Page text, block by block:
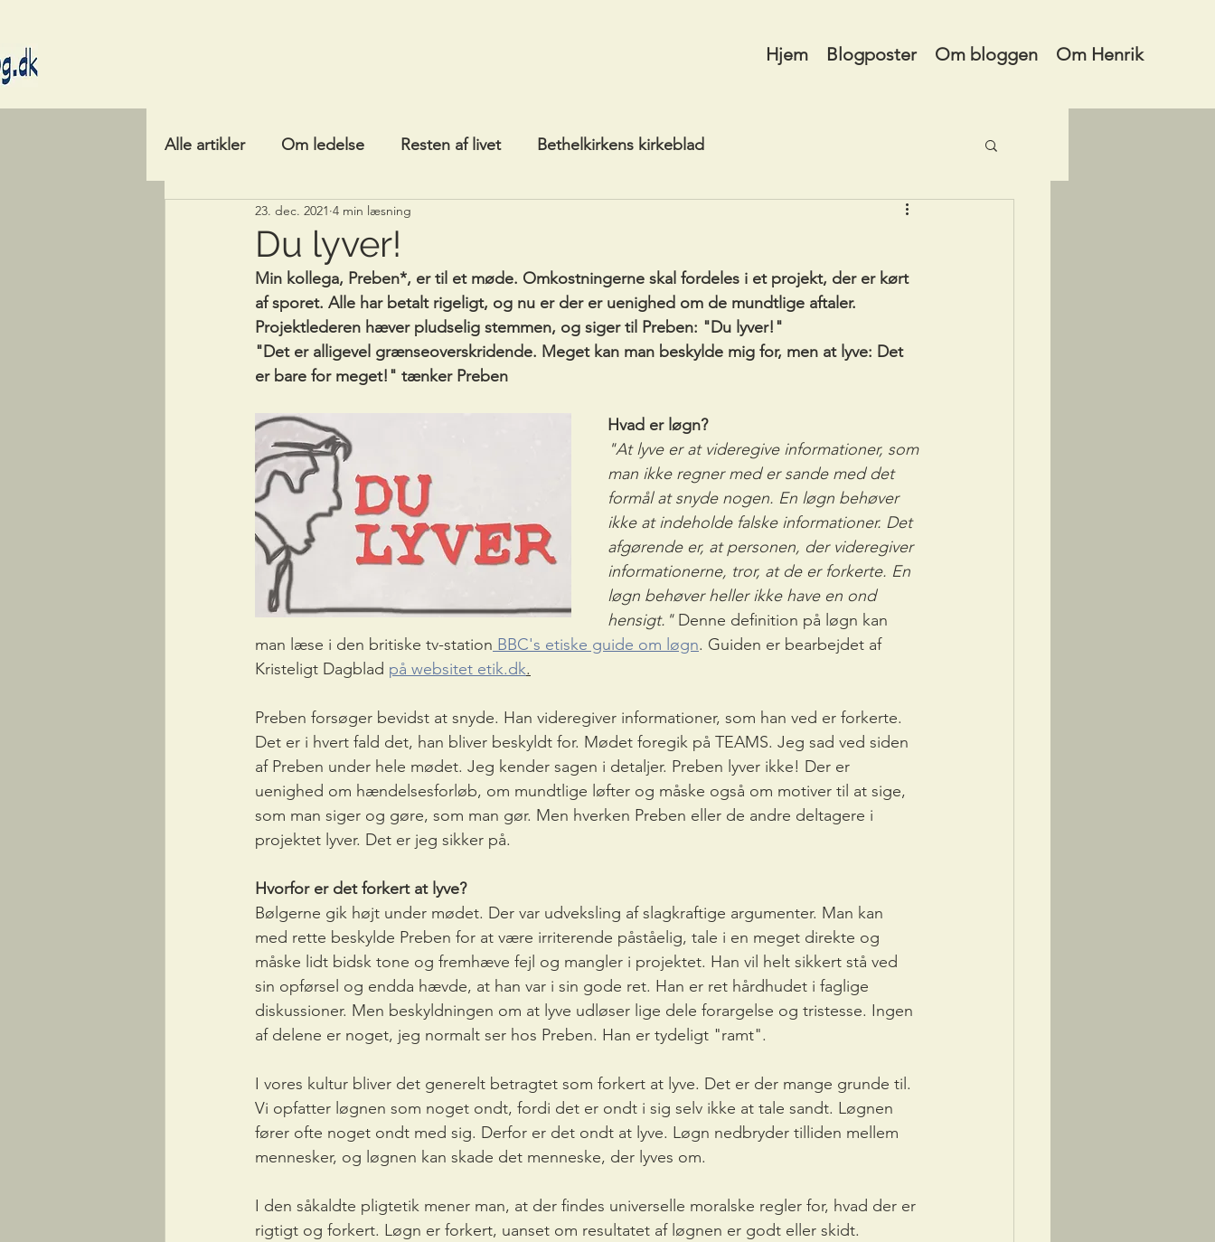
Hjem Blogposter Om bloggen Om Henrik
Alle artikler Om ledelse Resten af livet Bethelkirkens kirkeblad
Du lyver!
23. dec. 2021 4 min læsning
Min kollega, Preben*, er til et møde. Omkostningerne skal fordeles i et projekt, der er kørt
af sporet. Alle har betalt rigeligt, og nu er der er uenighed om de mundtlige aftaler.
Projektlederen hæver pludselig stemmen, og siger til Preben: "Du lyver!"
"Det er alligevel grænseoverskridende. Meget kan man beskylde mig for, men at lyve: Det
er bare for meget!" tænker Preben
Hvad er løgn?
"At lyve er at videregive informationer, som
man ikke regner med er sande med det
formål at snyde nogen. En løgn behøver
ikke at indeholde falske informationer. Det
afgørende er, at personen, der videregiver
informationerne, tror, at de er forkerte. En
løgn behøver heller ikke have en ond
hensigt." Denne definition på løgn kan
man læse i den britiske tv-station BBC's etiske guide om løgn. Guiden er bearbejdet af
Kristeligt Dagblad på websitet etik.dk.
Preben forsøger bevidst at snyde. Han videregiver informationer, som han ved er forkerte.
Det er i hvert fald det, han bliver beskyldt for. Mødet foregik på TEAMS. Jeg sad ved siden
af Preben under hele mødet. Jeg kender sagen i detaljer. Preben lyver ikke! Der er
uenighed om hændelsesforløb, om mundtlige løfter og måske også om motiver til at sige,
som man siger og gøre, som man gør. Men hverken Preben eller de andre deltagere i
projektet lyver. Det er jeg sikker på.
Hvorfor er det forkert at lyve?
Bølgerne gik højt under mødet. Der var udveksling af slagkraftige argumenter. Man kan
med rette beskylde Preben for at være irriterende påståelig, tale i en meget direkte og
måske lidt bidsk tone og fremhæve fejl og mangler i projektet. Han vil helt sikkert stå ved
sin opførsel og endda hævde, at han var i sin gode ret. Han er ret hårdhudet i faglige
diskussioner. Men beskyldningen om at lyve udløser lige dele forargelse og tristesse. Ingen
af delene er noget, jeg normalt ser hos Preben. Han er tydeligt "ramt".
I vores kultur bliver det generelt betragtet som forkert at lyve. Det er der mange grunde til.
Vi opfatter løgnen som noget ondt, fordi det er ondt i sig selv ikke at tale sandt. Løgnen
fører ofte noget ondt med sig. Derfor er det ondt at lyve. Løgn nedbryder tilliden mellem
mennesker, og løgnen kan skade det menneske, der lyves om.
I den såkaldte pligtetik mener man, at der findes universelle moralske regler for, hvad der er
rigtigt og forkert. Løgn er forkert, uanset om resultatet af løgnen er godt eller skidt.